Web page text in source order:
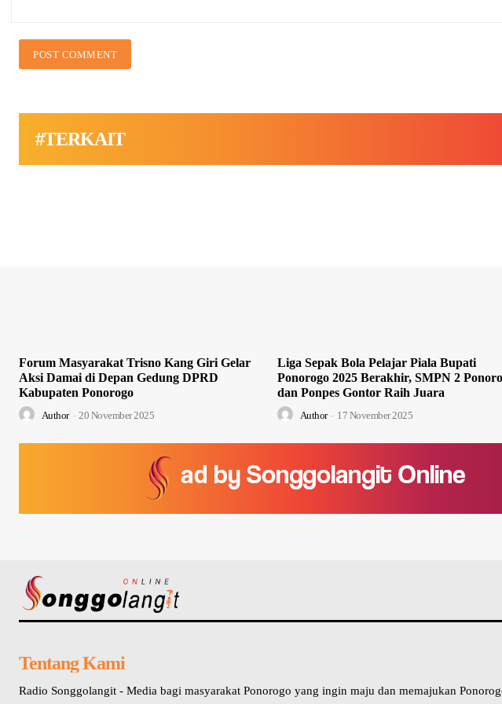
#TERKAIT
Forum Masyarakat Trisno Kang Giri Gelar
Aksi Damai di Depan Gedung DPRD
Kabupaten Ponorogo
Author - 20 November 2025
Liga Sepak Bola Pelajar Piala Bupati
Ponorogo 2025 Berakhir, SMPN 2
dan Ponpes Gontor Raih Juara
Author - 17 November 2025
Tentang Kami
Radio Songgolangit - Media bagi masyarakat Ponorogo yang ingin maju dan memajukan